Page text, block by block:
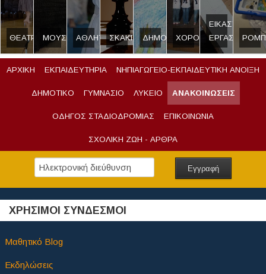
ΘΕΑΤΡΟ ΜΟΥΣΙΚΗΑΘΛΗΤΙΣΜΟΣ
ΣΚΑΚΙ ΔΗΜΟΣΙΟΓΡΑΦΙΑ
ΧΟΡΟΣ
ΕΙΚΑΣΤΙΚΟ
ΕΡΓΑΣΤΗΡΙ
ΑΡΧΙΚΗ ΕΚΠΑΙΔΕΥΤΗΡΙΑ ΝΗΠΙΑΓΩΓΕΙΟ-ΕΚΠΑΙΔΕΥΤΙΚΗ ΑΝΟΙΞΗ
ΔΗΜΟΤΙΚΟ ΓΥΜΝΑΣΙΟ ΛΥΚΕΙΟ ΑΝΑΚΟΙΝΩΣΕΙΣ
ΟΔΗΓΟΣ ΣΤΑΔΙΟΔΡΟΜΙΑΣ ΕΠΙΚΟΙΝΩΝΙΑ
ΣΧΟΛΙΚΗ ΖΩΗ - ΑΡΘΡΑ
ΧΡΗΣΙΜΟΙ ΣΥΝΔΕΣΜΟΙ
Μαθητικό Blog
Εκδηλώσεις